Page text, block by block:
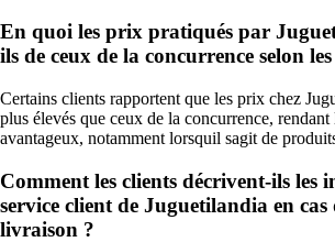
En quoi les prix pratiqués par
ils de ceux de la concurrence selon
Certains clients rapportent que les prix chez
plus élevés que ceux de la concurrence, rendant
avantageux, notamment lorsquil sagit de
Comment les clients décrivent-ils les
service client de Juguetilandia en cas
livraison ?